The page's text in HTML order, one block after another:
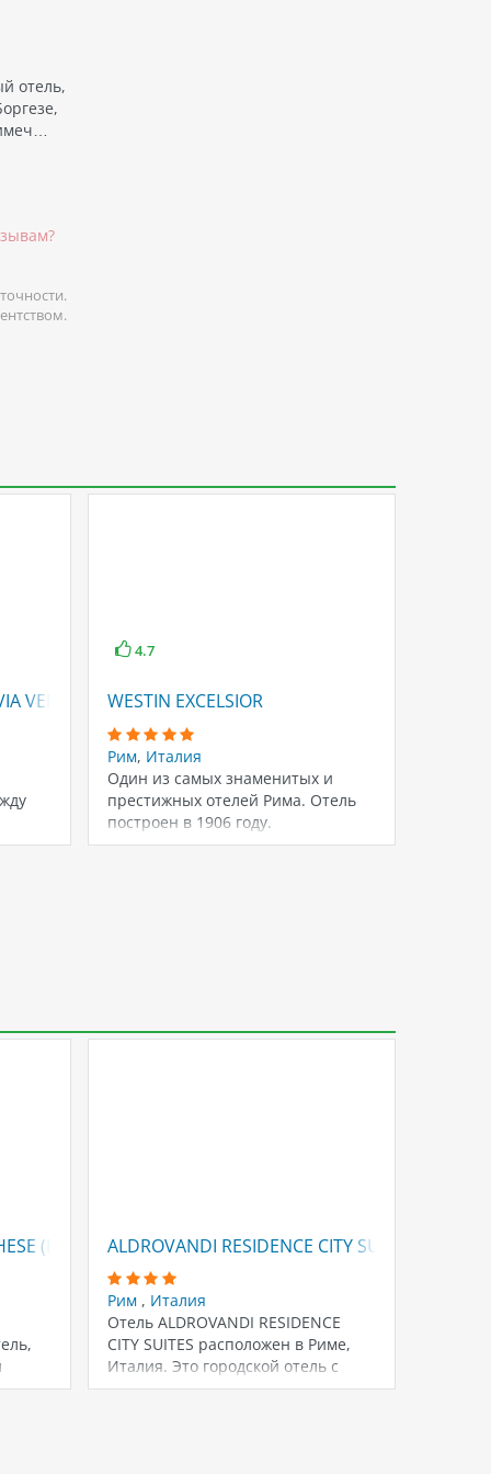
отель,
VENETO
4.7
WESTIN EXCELSIOR
Рим, Италия
Один из самых знаменитых и
престижных отелей Рима. Отель
построен в 1906 году.
Респектабельность, высочайшее…
(EX. ALDROVANDI PALACE)
ALDROVANDI RESIDENCE CITY SUITES
Рим , Италия
Отель ALDROVANDI RESIDENCE
CITY SUITES расположен в Риме,
Италия. Это городской отель с
удобным расположением…